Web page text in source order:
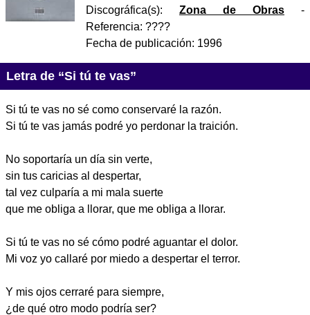
Discográfica(s): Zona de Obras -
Referencia: ????
Fecha de publicación: 1996
Letra de “Si tú te vas”
Si tú te vas no sé como conservaré la razón.
Si tú te vas jamás podré yo perdonar la traición.
No soportaría un día sin verte,
sin tus caricias al despertar,
tal vez culparía a mi mala suerte
que me obliga a llorar, que me obliga a llorar.
Si tú te vas no sé cómo podré aguantar el dolor.
Mi voz yo callaré por miedo a despertar el terror.
Y mis ojos cerraré para siempre,
¿de qué otro modo podría ser?